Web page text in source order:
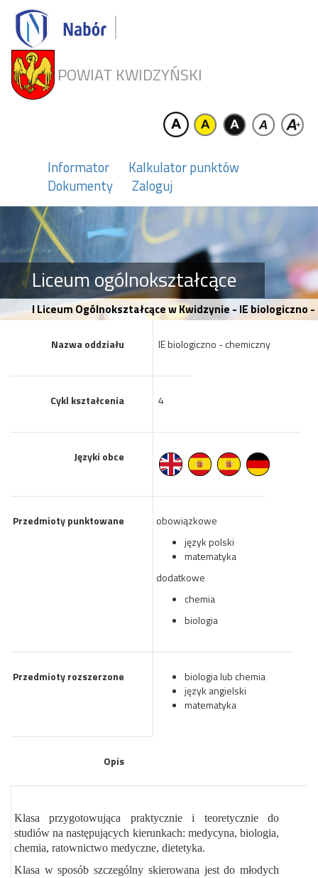
POWIAT KWIDZYŃSKI
Informator
Kalkulator punktów
Dokumenty
Zaloguj
Liceum ogólnokształcące
I Liceum Ogólnokształcące w Kwidzynie - IE biologiczno
Nazwa oddziału IE biologiczno - chemiczny
Cykl kształcenia 4
Języki obce
Przedmioty punktowane
obowiązkowe
język polski
matematyka
dodatkowe
chemia
biologia
Przedmioty rozszerzone
biologia lub chemia
język angielski
matematyka
Opis
Klasa przygotowująca praktycznie i teoretycznie do
studiów na następujących kierunkach: medycyna, biologia,
chemia, ratownictwo medyczne, dietetyka.
Klasa w sposób szczególny skierowana jest do młodych